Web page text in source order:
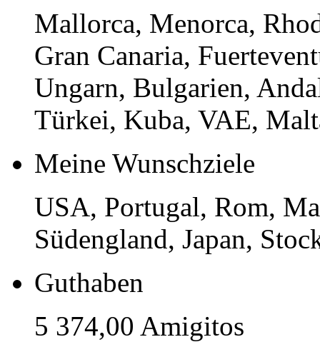
Mallorca, Menorca,
Gran Canaria,
Ungarn, Bulgarien,
Türkei, Kuba, VAE,
Meine Wunschziele
USA, Portugal, Rom,
Südengland, Japan,
Guthaben
5 374,00 Amigitos